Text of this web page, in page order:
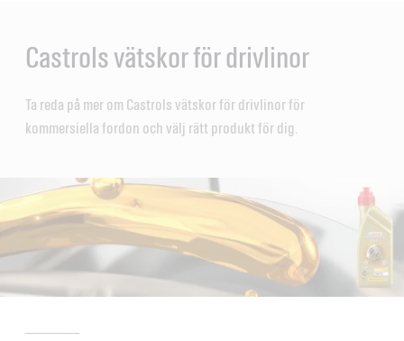
Castrols vätskor för drivlinor
Ta reda på mer om Castrols vätskor för drivlinor för
kommersiella fordon och välj rätt produkt för dig.